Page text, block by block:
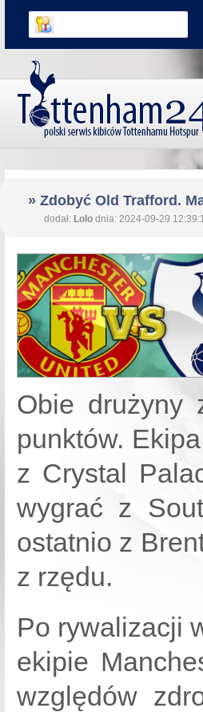
» Zdobyć Old Trafford.
dodał: Lolo dnia: 2024-09-29
Obie drużyny
punktów.
z Crystal
wygrać z
ostatnio z
z rzędu.
Po rywalizacji
ekipie
względów